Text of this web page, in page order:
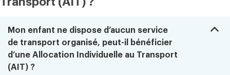
B
Mon enfant ne dispose d’aucun service
de transport organisé, peut-il bénéficier
d’une Allocation Individuelle au Transport
(AIT) ?